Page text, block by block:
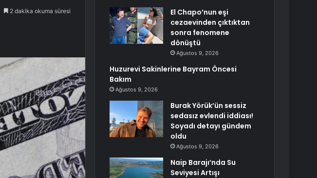
2 dakika okuma süresi
El Chapo’nun eşi
cezaevinden çıktıktan
sonra fenomene
dönüştü
Ağustos 9, 2026
Huzurevi Sakinlerine Bayram Öncesi
Bakım
Ağustos 9, 2026
Burak Yörük’ün sessiz
sedasız evlendi iddiası!
Soyadı detayı gündem
oldu
Ağustos 9, 2026
Naip Barajı’nda Su
Seviyesi Artışı